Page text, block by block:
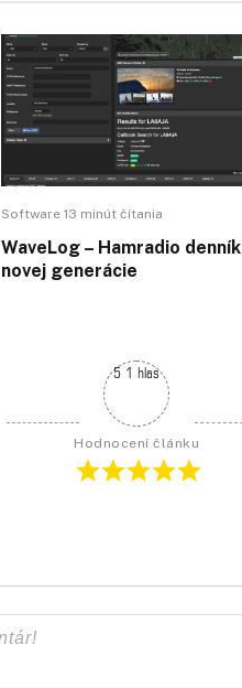
Software 13 minút čítania
WaveLog – Hamradio denník
novej generácie
5 1 hlas
Hodnocení článku